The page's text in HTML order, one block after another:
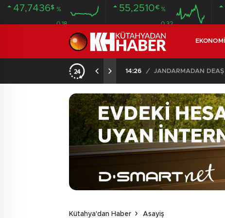
47,7436$ %
0.18
55,2510€ %
0.32
EKONOMI
KÜTAHYA DAHİL 30 İLDE 104 GÖZALTI 02:03
Kütahya'dan Haber Asayiş